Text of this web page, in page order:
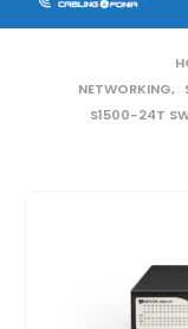
NETWORKING,
S1500-24T